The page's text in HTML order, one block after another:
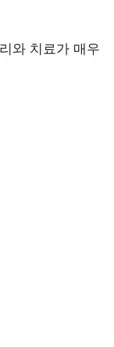
와 치료가 매우